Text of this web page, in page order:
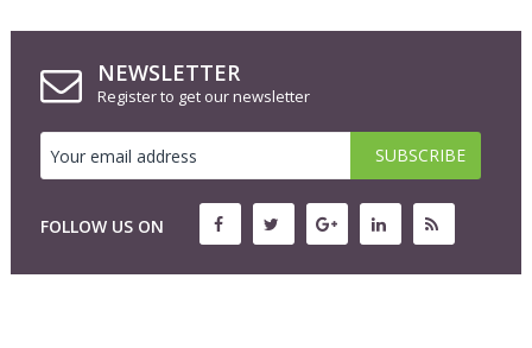
NEWSLETTER
Register to get our newsletter
FOLLOW US ON